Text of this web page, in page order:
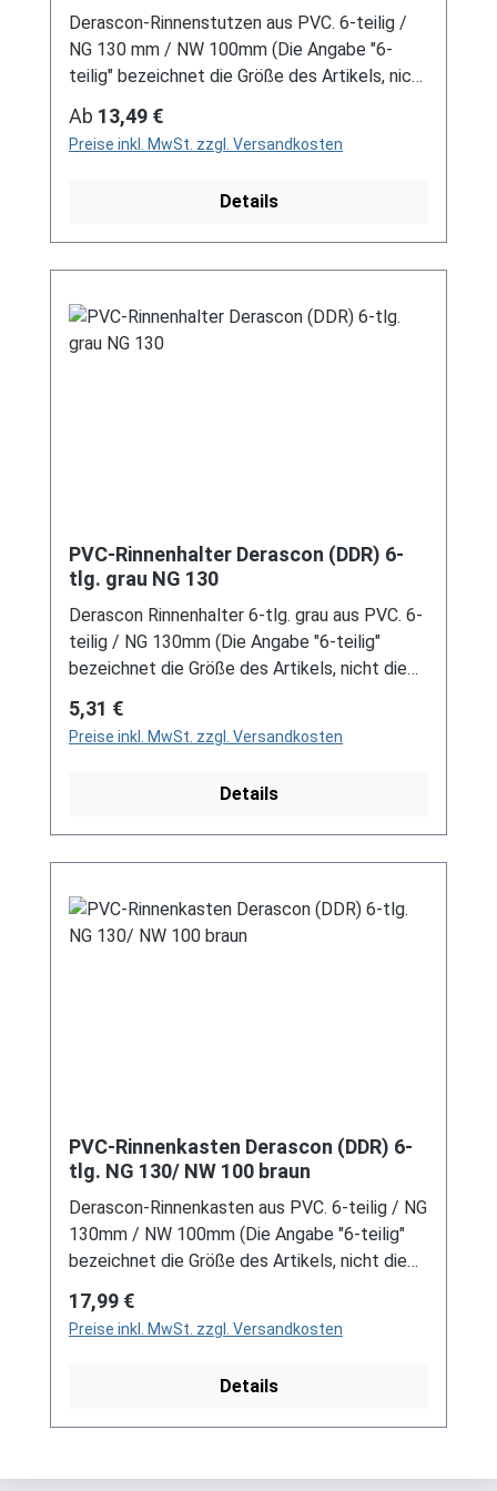
Derascon-Rinnenstutzen aus PVC. 6-teilig /
NG 130 mm / NW 100mm (Die Angabe "6-
teilig" bezeichnet die Größe des Artikels, nicht
die Stückzahl!) Farben: grau / braun Für DDR-
Dachrinne Es handelt sich hierbei um
Restbestände eines nicht mehr produzierten
modernen Systemen nicht kompatibel ist. Bei
Schreiben Sie uns hierzu gerne über
unser Kontaktformular oder per E-Mail
Regulärer Preis:
Ab 13,49 €
Preise inkl. MwSt. zzgl. Versandkosten
Details
PVC-Rinnenhalter Derascon (DDR) 6-
tlg. grau NG 130
Derascon Rinnenhalter 6-tlg. grau aus PVC. 6-
teilig / NG 130mm (Die Angabe "6-teilig"
bezeichnet die Größe des Artikels, nicht die
sich hierbei um Restbestände eines nicht
mehr produzierten DDR-
modernen Systemen nicht kompatibel ist. Bei
Schreiben Sie uns hierzu gerne über
unser Kontaktformular oder per E-Mail
Regulärer Preis:
5,31 €
Preise inkl. MwSt. zzgl. Versandkosten
Details
PVC-Rinnenkasten Derascon (DDR) 6-
tlg. NG 130/ NW 100 braun
Derascon-Rinnenkasten aus PVC. 6-teilig / NG
130mm / NW 100mm (Die Angabe "6-teilig"
bezeichnet die Größe des Artikels, nicht die
Es handelt sich hierbei um Restbestände
eines nicht mehr produzierten DDR-
modernen Systemen nicht kompatibel ist. Bei
Dachrinnen, sind auf Anfrage erhältlich.
Regulärer Preis:
17,99 €
Preise inkl. MwSt. zzgl. Versandkosten
Details